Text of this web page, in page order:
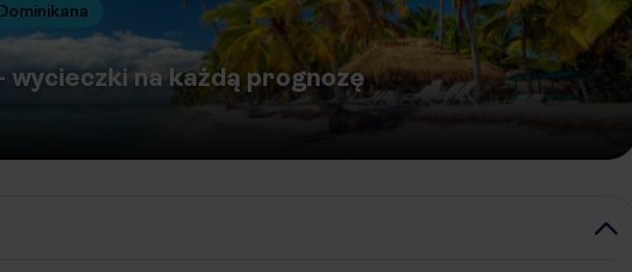
wycieczki na każdą prognozę